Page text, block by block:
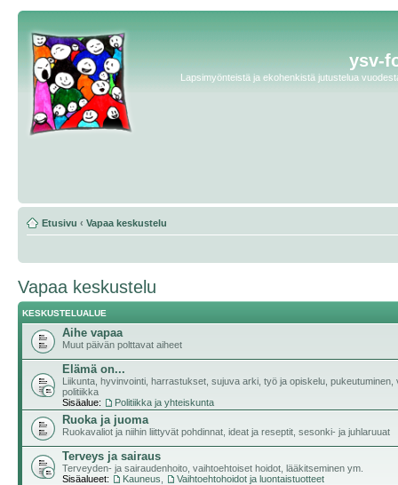
ysv-
Lapsimyönteistä ja ekohenkistä jutustelua
Etusivu ‹ Vapaa keskustelu
Vapaa keskustelu
KESKUSTELUALUE
Aihe vapaa
Muut päivän polttavat aiheet
Elämä on...
Liikunta, hyvinvointi, harrastukset, sujuva arki, työ ja opiskelu, pukeutuminen,
politiikka
Sisäalue:
Politiikka ja yhteiskunta
Ruoka ja juoma
Ruokavaliot ja niihin liittyvät pohdinnat, ideat ja reseptit, sesonki- ja juhlaruuat
Terveys ja sairaus
Terveyden- ja sairaudenhoito, vaihtoehtoiset hoidot, lääkitseminen ym.
Sisäalueet:
Kauneus Vaihtoehtohoidot ja luontaistuotteet